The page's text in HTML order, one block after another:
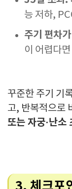
능 저하,
주기 편차
이 어렵다
꾸준한 주기 기
고, 반복적으로
또는 자궁·난소